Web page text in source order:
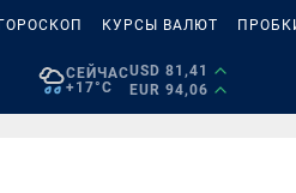
ГОРОСКОП КУРСЫ ВАЛЮТ
СЕЙЧАС
+17°C
USD 81,41
EUR 94,06